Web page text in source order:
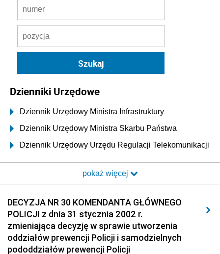
Dzienniki Urzędowe
Dziennik Urzędowy Ministra Infrastruktury
Dziennik Urzędowy Ministra Skarbu Państwa
Dziennik Urzędowy Urzędu Regulacji Telekomunikacji
Dziennik Urzędowy Ministra Transportu i Budownictwa
Elektronicznej
Dziennik Urzędowy Ministra Spraw Wewnętrznych i
Administracji
Dziennik Urzędowy Ministra Transportu
pokaż więcej
DECYZJA NR 30 KOMENDANTA GŁÓWNEGO
POLICJI z dnia 31 stycznia 2002 r.
zmieniająca decyzję w sprawie utworzenia
oddziałów prewencji Policji i samodzielnych
pododdziałów prewencji Policji